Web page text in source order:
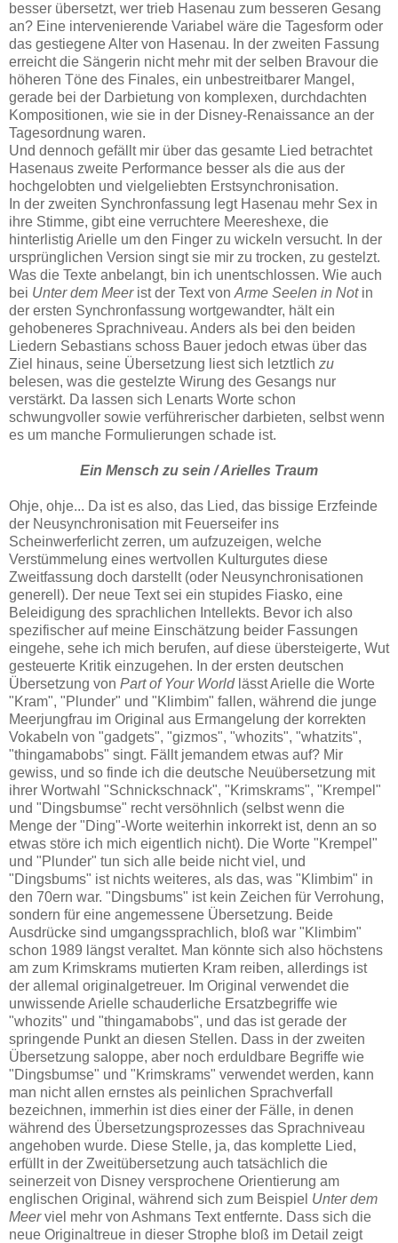
besser übersetzt, wer trieb Hasenau zum besseren Gesang
an? Eine intervenierende Variabel wäre die Tagesform oder
das gestiegene Alter von Hasenau. In der zweiten Fassung
erreicht die Sängerin nicht mehr mit der selben Bravour die
höheren Töne des Finales, ein unbestreitbarer Mangel,
gerade bei der Darbietung von komplexen, durchdachten
Kompositionen, wie sie in der Disney-Renaissance an der
Tagesordnung waren.
Und dennoch gefällt mir über das gesamte Lied betrachtet
Hasenaus zweite Performance besser als die aus der
hochgelobten und vielgeliebten Erstsynchronisation.
In der zweiten Synchronfassung legt Hasenau mehr Sex in
ihre Stimme, gibt eine verruchtere Meereshexe, die
hinterlistig Arielle um den Finger zu wickeln versucht. In der
ursprünglichen Version singt sie mir zu trocken, zu gestelzt.
Was die Texte anbelangt, bin ich unentschlossen. Wie auch
bei Unter dem Meerist der Text von Arme Seelen in Notin
der ersten Synchronfassung wortgewandter, hält ein
gehobeneres Sprachniveau. Anders als bei den beiden
Liedern Sebastians schoss Bauer jedoch etwas über das
Ziel hinaus, seine Übersetzung liest sich letztlich zu
belesen, was die gestelzte Wirung des Gesangs nur
verstärkt. Da lassen sich Lenarts Worte schon
schwungvoller sowie verführerischer darbieten, selbst wenn
es um manche Formulierungen schade ist.
Ein Mensch zu sein /Arielles Traum
Ohje, ohje... Da ist es also, das Lied, das bissige Erzfeinde
der Neusynchronisation mit Feuerseifer ins
Scheinwerferlicht zerren, um aufzuzeigen, welche
Verstümmelung eines wertvollen Kulturgutes diese
Zweitfassung doch darstellt (oder Neusynchronisationen
generell). Der neue Text sei ein stupides Fiasko, eine
Beleidigung des sprachlichen Intellekts. Bevor ich also
spezifischer auf meine Einschätzung beider Fassungen
eingehe, sehe ich mich berufen, auf diese übersteigerte, Wut
gesteuerte Kritik einzugehen. In der ersten deutschen
Übersetzung von Part of Your World lässt Arielle die Worte
"Kram", "Plunder" und "Klimbim" fallen, während die junge
Meerjungfrau im Original aus Ermangelung der korrekten
Vokabeln von "gadgets", "gizmos", "whozits", "whatzits",
"thingamabobs" singt. Fällt jemandem etwas auf? Mir
gewiss, und so finde ich die deutsche Neuübersetzung mit
ihrer Wortwahl "Schnickschnack", "Krimskrams", "Krempel"
und "Dingsbumse" recht versöhnlich (selbst wenn die
Menge der "Ding"-Worte weiterhin inkorrekt ist, denn an so
etwas störe ich mich eigentlich nicht). Die Worte "Krempel"
und "Plunder" tun sich alle beide nicht viel, und
"Dingsbums" ist nichts weiteres, als das, was "Klimbim" in
den 70ern war. "Dingsbums" ist kein Zeichen für Verrohung,
sondern für eine angemessene Übersetzung. Beide
Ausdrücke sind umgangssprachlich, bloß war "Klimbim"
schon 1989 längst veraltet. Man könnte sich also höchstens
am zum Krimskrams mutierten Kram reiben, allerdings ist
der allemal originalgetreuer. Im Original verwendet die
unwissende Arielle schauderliche Ersatzbegriffe wie
"whozits" und "thingamabobs", und das ist gerade der
springende Punkt an diesen Stellen. Dass in der zweiten
Übersetzung saloppe, aber noch erduldbare Begriffe wie
"Dingsbumse" und "Krimskrams" verwendet werden, kann
man nicht allen ernstes als peinlichen Sprachverfall
bezeichnen, immerhin ist dies einer der Fälle, in denen
während des Übersetzungsprozesses das Sprachniveau
angehoben wurde. Diese Stelle, ja, das komplette Lied,
erfüllt in der Zweitübersetzung auch tatsächlich die
seinerzeit von Disney versprochene Orientierung am
englischen Original, während sich zum Beispiel Unter dem
Meerviel mehr von Ashmans Text entfernte. Dass sich die
neue Originaltreue in dieser Strophe bloß im Detail zeigt